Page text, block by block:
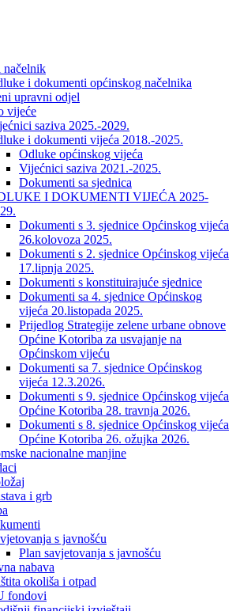
načelnik
i dokumenti općinskog načelnika
upravni odjel
vijeće
saziva 2025.-2029.
i dokumenti vijeća 2018.-2025.
Odluke općinskog vijeća
Vijećnici saziva 2021.-2025.
Dokumenti sa sjednica
I DOKUMENTI VIJEĆA 2025-
Dokumenti s 3. sjednice Općinskog vijeća
26.kolovoza 2025.
Dokumenti s 2. sjednice Općinskog vijeća
17.lipnja 2025.
Dokumenti s konstituirajuće sjednice
Dokumenti sa 4. sjednice Općinskog
vijeća 20.listopada 2025.
Prijedlog Strategije zelene urbane obnove
Općine Kotoriba za usvajanje na
Općinskom vijeću
Dokumenti sa 7. sjednice Općinskog
vijeća 12.3.2026.
Dokumenti s 9. sjednice Općinskog vijeća
Općine Kotoriba 28. travnja 2026.
Dokumenti s 8. sjednice Općinskog vijeća
Općine Kotoriba 26. ožujka 2026.
nacionalne manjine
i grb
s javnošću
Plan savjetovanja s javnošću
nabava
okoliša i otpad
fondovi